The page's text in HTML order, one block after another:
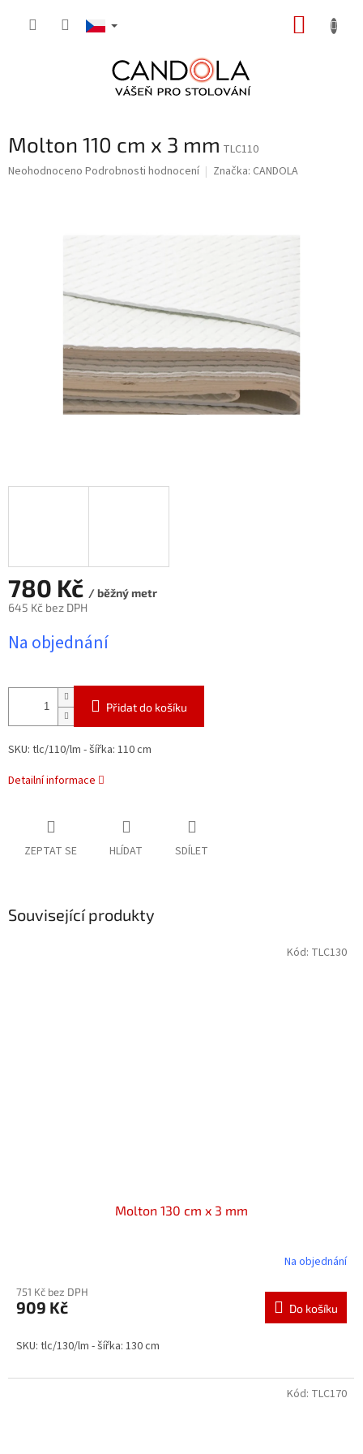
Molton 110 cm x 3 mm TLC110
Průměrné
Neohodnoceno Podrobnosti hodnocení Značka: CANDOLA
780 Kč / běžný metr
645 Kč bez DPH
cena:
Na objednání
Přidat do košíku
SKU: tlc/110/lm - šířka: 110 cm
Detailní informace
ZEPTAT SE HLÍDAT SDÍLET
Související produkty
Molton 130 cm x 3 mm
Na objednání
751 Kč bez DPH
909 Kč Do košíku
SKU: tlc/130/lm - šířka: 130 cm
Kód: TLC130
Kód: TLC170